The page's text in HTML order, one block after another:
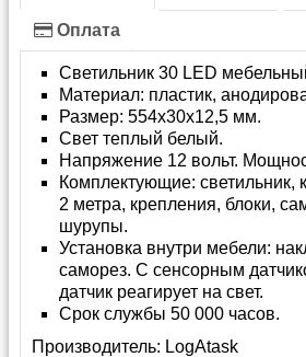
Оплата
Светильник 30 LED
Материал: пластик,
Размер: 554х30x12,5 мм.
Свет теплый белый.
Напряжение 12 вольт.
Комплектующие: светильник,
2 метра, крепления, блоки,
шурупы.
Установка внутри мебели:
саморез. С сенсорным
датчик реагирует на свет.
Срок службы 50 000 часов.
Производитель: LogAtask